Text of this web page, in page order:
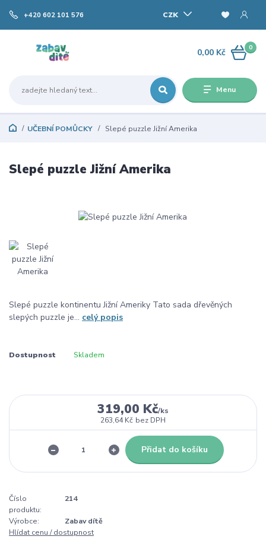
Menu
CZK
+420 602 101 576
0
0,00 Kč
UČEBNÍ POMŮCKY Slepé puzzle Jižní Amerika
Slepé puzzle Jižní Amerika
Slepé puzzle kontinentu Jižní Ameriky Tato sada dřevěných
slepých puzzle je... celý popis
Dostupnost Skladem
319,00 Kč/ks
263,64 Kč bez DPH
Přidat do košíku
Číslo
produktu:
214
Výrobce:
Zabav dítě
Hlídat cenu / dostupnost